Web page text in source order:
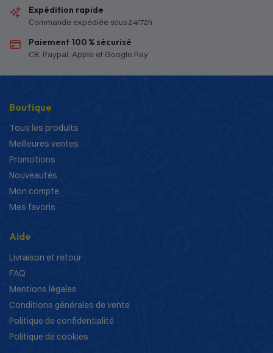
Expédition rapide
Commande expédiée sous 24/72h
Paiement 100 % sécurisé
CB, Paypal, Apple et Google Pay
Boutique
Tous les produits
Meilleures ventes
Promotions
Nouveautés
Mon compte
Mes favoris
Aide
Livraison et retour
FAQ
Mentions légales
Conditions générales de vente
Politique de confidentialité
Politique de cookies